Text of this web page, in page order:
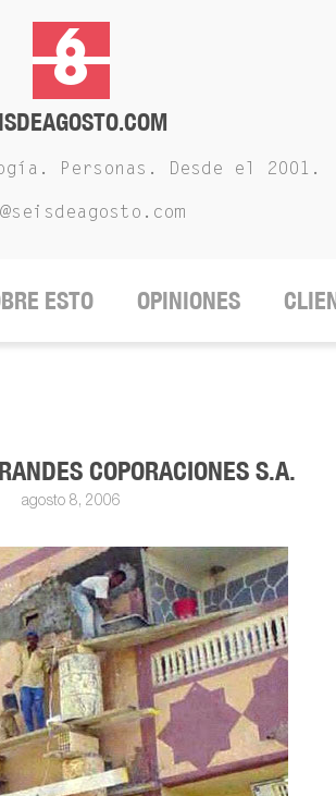
Personas. Desde el 2001.
ESTO OPINIONES
COPORACIONES S.A.
agosto 8, 2006